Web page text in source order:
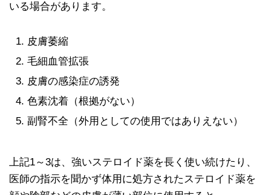
いる場合があります。
皮膚萎縮
毛細血管拡張
皮膚の感染症の誘発
色素沈着（根拠がない）
副腎不全（外用としての使用ではありえない）
上記1～3は、強いステロイド薬を長く使い続けたり、
医師の指示を聞かず体用に処方されたステロイド薬を